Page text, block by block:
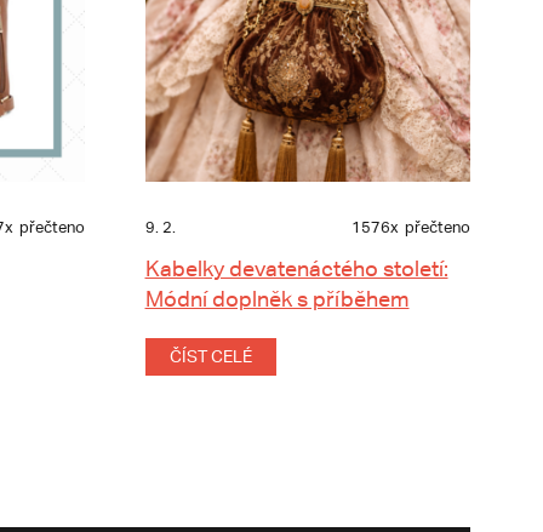
přečteno 9. 2. 1576x přečteno
Kabelky devatenáctého století:
Módní doplněk s příběhem
ČÍST CELÉ